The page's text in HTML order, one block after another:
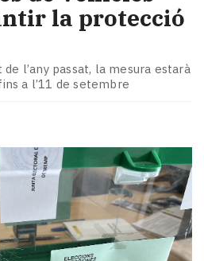
la protecció
l’any passat, la mesura estarà
a l’11 de setembre